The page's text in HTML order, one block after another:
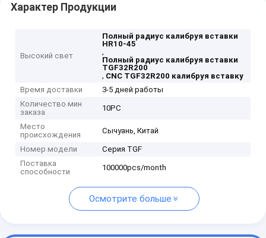
Характер Продукции
Высокий свет
Полный радиус калибруя вставки
HR10-45
,
Полный радиус калибруя вставки
TGF32R200
, CNC TGF32R200 калибруя вставку
Время доставки
3-5 дней работы
Количество мин
заказа
10PC
Место
происхождения
Сычуань, Китай
Номер модели
Серия TGF
Поставка
способности
100000pcs/month
Осмотрите больше